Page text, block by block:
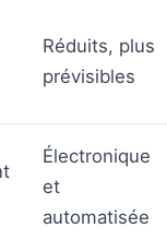
Réduits, plus
prévisibles
Électronique
et
automatisée